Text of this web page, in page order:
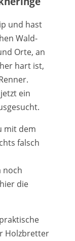
und hast
Wald-
Orte, an
hart ist,
ein
mit dem
falsch
noch
die
Holzbretter